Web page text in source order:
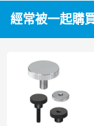
經常被一起購